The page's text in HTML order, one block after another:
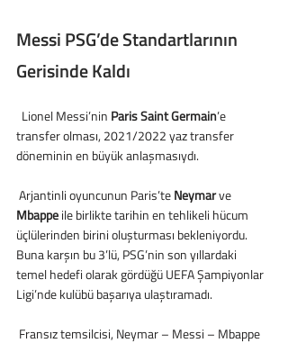
Messi PSG’de Standartlarının
Gerisinde Kaldı
  Lionel Messi’nin
Paris Saint Germain’e
transfer olması, 2021/2022 yaz transfer
döneminin en büyük anlaşmasıydı.
Arjantinli oyuncunun Paris’te Neymar ve
Mbappe ile birlikte tarihin en tehlikeli hücum
üçlülerinden birini oluşturması bekleniyordu.
Buna karşın bu 3’lü, PSG’nin son yıllardaki
temel hedefi olarak gördüğü UEFA Şampiyonlar
Ligi’nde kulübü başarıya ulaştıramadı.